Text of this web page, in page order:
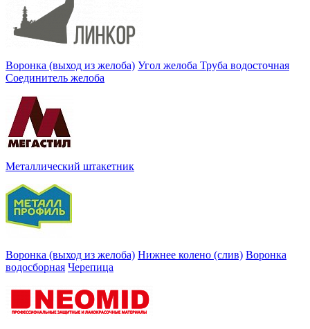
Воронка (выход из желоба) Угол желоба Труба водосточная
Соединитель желоба
Металлический штакетник
Воронка (выход из желоба) Нижнее колено (слив) Воронка
водосборная Черепица